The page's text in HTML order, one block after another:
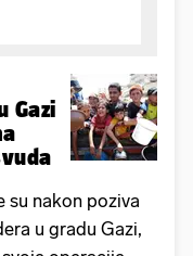
Gazi
su nakon poziva
u gradu Gazi,